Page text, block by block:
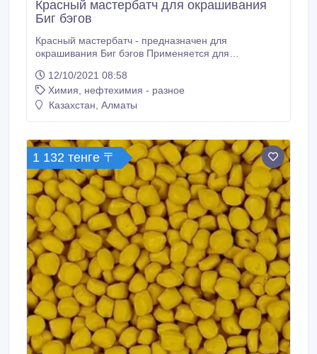
Красный мастербатч для окрашивания
Биг бэгов
Красный мастербатч - предназначен для
окрашивания Биг бэгов Применяется для
экструзии. Цветные суперконцентраты категории
«эксперт» превосходно распределяются в
полимере, обладают высокой яркостью и плотной
излучению и атмосферным воздействиям.
12/10/2021 08:58
Химия, нефтехимия - разное
Казахстан, Алматы
1 132 тенге 〒